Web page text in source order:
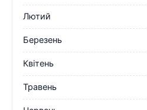
Лютий
Березень
Квітень
Травень